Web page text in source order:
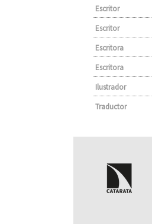
Escritor
Escritor
Escritora
Escritora
Ilustrador
Traductor